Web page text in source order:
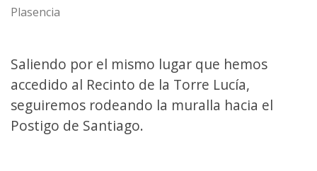
Plasencia
Saliendo por el mismo lugar que hemos
accedido al Recinto de la Torre Lucía,
seguiremos rodeando la muralla hacia el
Postigo de Santiago.